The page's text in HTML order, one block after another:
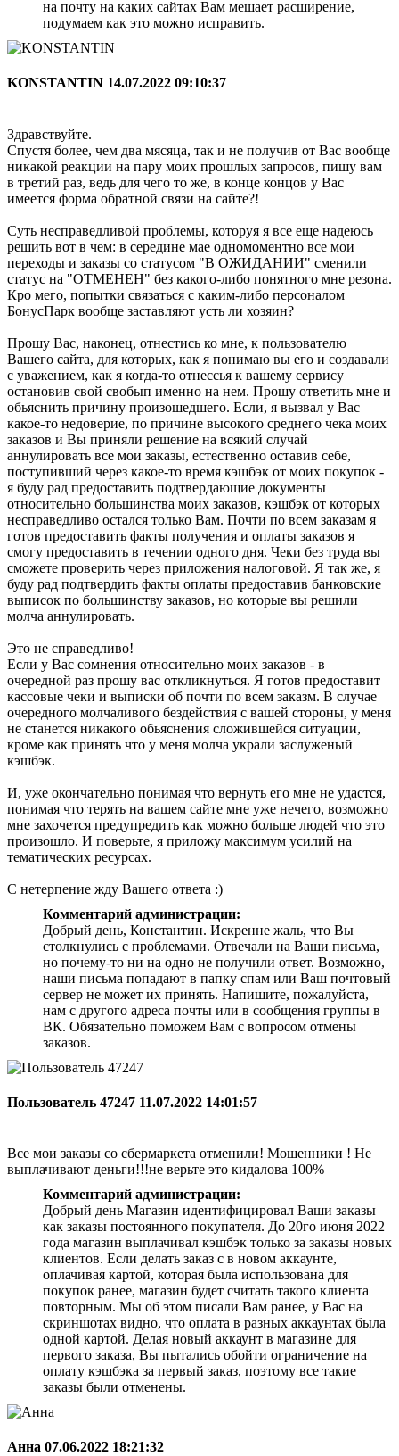
на почту на каких сайтах Вам мешает расширение,
подумаем как это можно исправить.
KONSTANTIN 14.07.2022 09:10:37
Здравствуйте.
Спустя более, чем два мясяца, так и не получив от Вас вообще
никакой реакции на пару моих прошлых запросов, пишу вам
в третий раз, ведь для чего то же, в конце концов у Вас
имеется форма обратной связи на сайте?!
Суть несправедливой проблемы, которуя я все еще надеюсь
решить вот в чем: в середине мае одномоментно все мои
переходы и заказы со статусом "В ОЖИДАНИИ" сменили
статус на "ОТМЕНЕН" без какого-либо понятного мне резона.
Кро мего, попытки связаться с каким-либо персоналом
БонусПарк вообще заставляют усть ли хозяин?
Прошу Вас, наконец, отнестись ко мне, к пользователю
Вашего сайта, для которых, как я понимаю вы его и создавали
с уважением, как я когда-то отнессья к вашему сервису
остановив свой свобып именно на нем. Прошу ответить мне и
обьяснить причину произошедшего. Если, я вызвал у Вас
какое-то недоверие, по причине высокого среднего чека моих
заказов и Вы приняли решение на всякий случай
аннулировать все мои заказы, естественно оставив себе,
поступивший через какое-то время кэшбэк от моих покупок -
я буду рад предоставить подтвердающие документы
относительно большинства моих заказов, кэшбэк от которых
несправедливо остался только Вам. Почти по всем заказам я
готов предоставить факты получения и оплаты заказов я
смогу предоставить в течении одного дня. Чеки без труда вы
сможете проверить через приложения налоговой. Я так же, я
буду рад подтвердить факты оплаты предоставив банковские
выписок по большинству заказов, но которые вы решили
молча аннулировать.
Это не справедливо!
Если у Вас сомнения относительно моих заказов - в
очередной раз прошу вас откликнуться. Я готов предоставит
кассовые чеки и выписки об почти по всем заказм. В случае
очередного молчаливого бездействия с вашей стороны, у меня
не станется никакого обьяснения сложившейся ситуации,
кроме как принять что у меня молча украли заслуженый
кэшбэк.
И, уже окончательно понимая что вернуть его мне не удастся,
понимая что терять на вашем сайте мне уже нечего, возможно
мне захочется предупредить как можно больше людей что это
произошло. И поверьте, я приложу максимум усилий на
тематических ресурсах.
С нетерпение жду Вашего ответа :)
Комментарий администрации:
Добрый день, Константин. Искренне жаль, что Вы
столкнулись с проблемами. Отвечали на Ваши письма,
но почему-то ни на одно не получили ответ. Возможно,
наши письма попадают в папку спам или Ваш почтовый
сервер не может их принять. Напишите, пожалуйста,
нам с другого адреса почты или в сообщения группы в
ВК. Обязательно поможем Вам с вопросом отмены
заказов.
Пользователь 47247 11.07.2022 14:01:57
Все мои заказы со сбермаркета отменили! Мошенники ! Не
выплачивают деньги!!!не верьте это кидалова 100%
Комментарий администрации:
Добрый день Магазин идентифицировал Ваши заказы
как заказы постоянного покупателя. До 20го июня 2022
года магазин выплачивал кэшбэк только за заказы новых
клиентов. Если делать заказ с в новом аккаунте,
оплачивая картой, которая была использована для
покупок ранее, магазин будет считать такого клиента
повторным. Мы об этом писали Вам ранее, у Вас на
скриншотах видно, что оплата в разных аккаунтах была
одной картой. Делая новый аккаунт в магазине для
первого заказа, Вы пытались обойти ограничение на
оплату кэшбэка за первый заказ, поэтому все такие
заказы были отменены.
Анна 07.06.2022 18:21:32